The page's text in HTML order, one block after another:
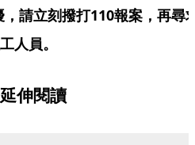
請立刻撥打110報案，再尋
人員。
延伸閱讀